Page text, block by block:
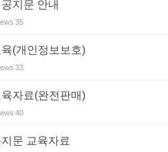
지문 안내
35
(개인정보보호)
33
자료(완전판매)
40
문 교육자료